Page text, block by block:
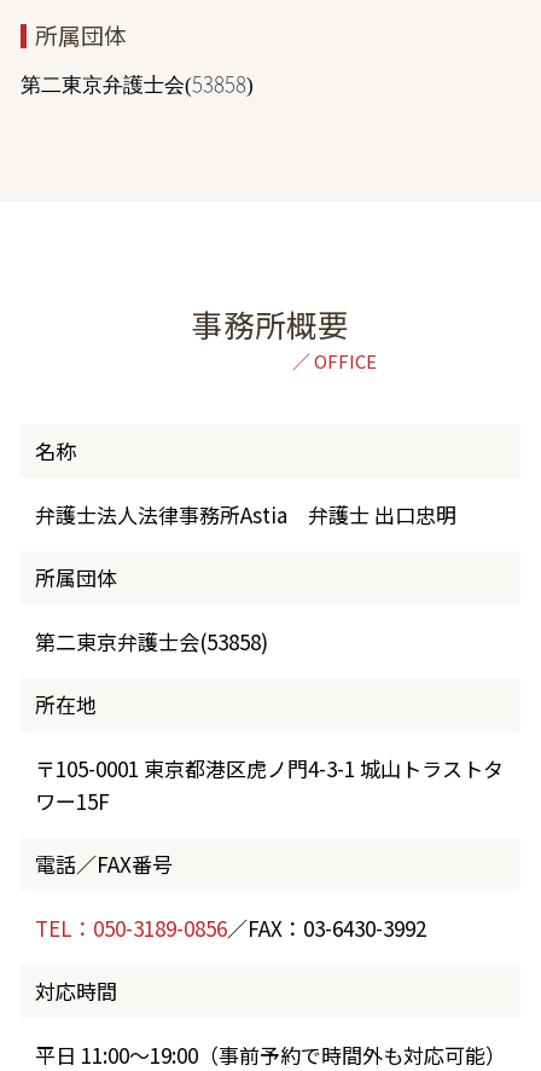
所属団体
第二東京弁護士会(53858)
事務所概要
名称
弁護士法人法律事務所Astia 弁護士 出口忠明
所属団体
第二東京弁護士会(53858)
所在地
〒105-0001 東京都港区虎ノ門4-3-1 城山トラストタ
ワー15F
電話／FAX番号
TEL：050-3189-0856／FAX：03-6430-3992
対応時間
平日 11:00～19:00（事前予約で時間外も対応可能）